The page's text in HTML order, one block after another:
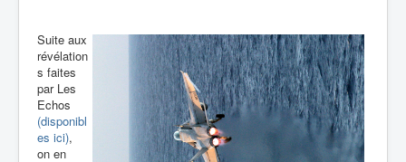
Suite aux
révélation
s faites
par Les
Echos
(disponibl
es ici),
on en